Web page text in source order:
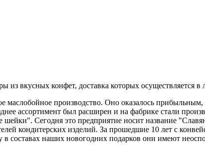
из вкусных конфет, доставка которых осуществляется
производство. Оно оказалось
ассортимент был расширен и на фабрике стали
Сегодня это предприятие носит название
кондитерских изделий. За прошедшие 10 лет с
в составах наших новогодних подарков они имеют